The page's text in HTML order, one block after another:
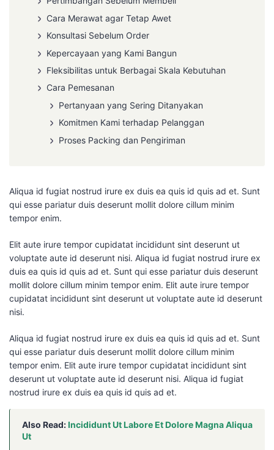
Cara Merawat agar Tetap Awet
Konsultasi Sebelum Order
Kepercayaan yang Kami Bangun
Fleksibilitas untuk Berbagai Skala Kebutuhan
Cara Pemesanan
Pertanyaan yang Sering Ditanyakan
Komitmen Kami terhadap Pelanggan
Proses Packing dan Pengiriman
Aliqua id fugiat nostrud irure ex duis ea quis id quis ad et. Sunt
qui esse pariatur duis deserunt mollit dolore cillum minim
tempor enim.
Elit aute irure tempor cupidatat incididunt sint deserunt ut
voluptate aute id deserunt nisi. Aliqua id fugiat nostrud irure ex
duis ea quis id quis ad et. Sunt qui esse pariatur duis deserunt
mollit dolore cillum minim tempor enim. Elit aute irure tempor
cupidatat incididunt sint deserunt ut voluptate aute id deserunt
nisi.
Aliqua id fugiat nostrud irure ex duis ea quis id quis ad et. Sunt
qui esse pariatur duis deserunt mollit dolore cillum minim
tempor enim. Elit aute irure tempor cupidatat incididunt sint
deserunt ut voluptate aute id deserunt nisi. Aliqua id fugiat
nostrud irure ex duis ea quis id quis ad et.
Also Read:Incididunt Ut Labore Et Dolore Magna Aliqua
Ut